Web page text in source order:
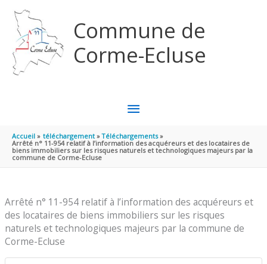
Commune de
Corme-Ecluse
MENU
PRINCIPAL
Accueil téléchargement
Téléchargements
Arrêté n° 11-954 relatif à l’information des acquéreurs et des locataires de
biens immobiliers sur les risques naturels et technologiques majeurs par la
commune de Corme-Ecluse
Arrêté n° 11-954 relatif à l’information des acquéreurs et
des locataires de biens immobiliers sur les risques
naturels et technologiques majeurs par la commune de
Corme-Ecluse